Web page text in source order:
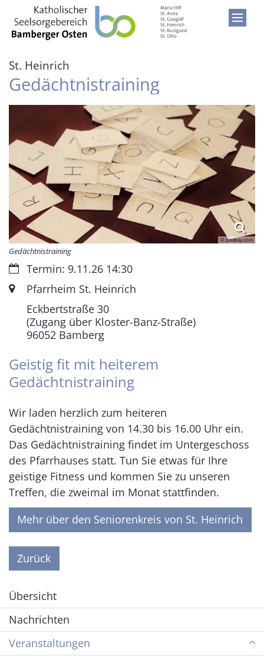
Zum Inhalt springen
St. Heinrich
Gedächtnistraining
© pixabay.com
Gedächtnistraining
Datum:Termin: 9.11.26 14:30
Ort: Pfarrheim St. Heinrich
Eckbertstraße 30
(Zugang über Kloster-Banz-Straße)
96052 Bamberg
Geistig fit mit heiterem
Gedächtnistraining
Wir laden herzlich zum heiteren
Gedächtnistraining von 14.30 bis 16.00 Uhr ein.
Das Gedächtnistraining findet im Untergeschoss
des Pfarrhauses statt. Tun Sie etwas für Ihre
geistige Fitness und kommen Sie zu unseren
Treffen, die zweimal im Monat stattfinden.
Mehr über den Seniorenkreis von St. Heinrich
Zurück
Übersicht
Nachrichten
Veranstaltungen